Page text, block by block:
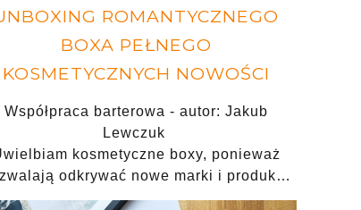
ROMANTYCZNEGO
BOXA PEŁNEGO
KOSMETYCZNYCH NOWOŚCI
Współpraca barterowa - autor: Jakub
Lewczuk
kosmetyczne boxy, ponieważ
odkrywać nowe marki i produk…